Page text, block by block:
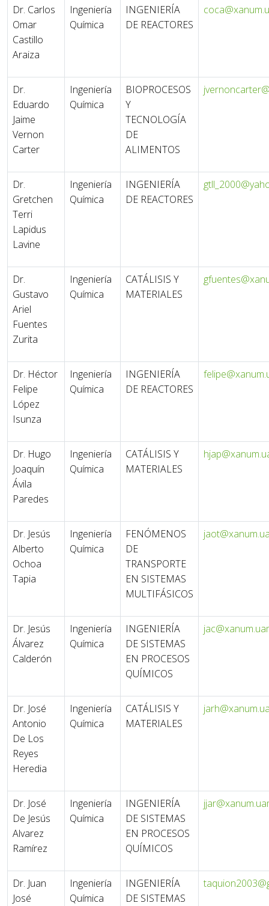
Dr. Carlos
Omar
Castillo
Araiza
Ingeniería
Química
INGENIERÍA
DE REACTORES
Dr.
Eduardo
Jaime
Vernon
Carter
Ingeniería
Química
BIOPROCESOS
Y
TECNOLOGÍA
DE
ALIMENTOS
Dr.
Gretchen
Terri
Lapidus
Lavine
Ingeniería
Química
INGENIERÍA
DE REACTORES
Dr.
Gustavo
Ariel
Fuentes
Zurita
Ingeniería
Química
CATÁLISIS Y
MATERIALES
Dr. Héctor
Felipe
López
Isunza
Ingeniería
Química
INGENIERÍA
DE REACTORES
Dr. Hugo
Joaquín
Ávila
Paredes
Ingeniería
Química
CATÁLISIS Y
MATERIALES
Dr. Jesús
Alberto
Ochoa
Tapia
Ingeniería
Química
FENÓMENOS
DE
TRANSPORTE
EN SISTEMAS
MULTIFÁSICOS
Dr. Jesús
Álvarez
Calderón
Ingeniería
Química
INGENIERÍA
DE SISTEMAS
EN PROCESOS
QUÍMICOS
Dr. José
Antonio
De Los
Reyes
Heredia
Ingeniería
Química
CATÁLISIS Y
MATERIALES
Dr. José
De Jesús
Alvarez
Ramírez
Ingeniería
Química
INGENIERÍA
DE SISTEMAS
EN PROCESOS
QUÍMICOS
Dr. Juan
José
Ingeniería
Química
INGENIERÍA
DE SISTEMAS